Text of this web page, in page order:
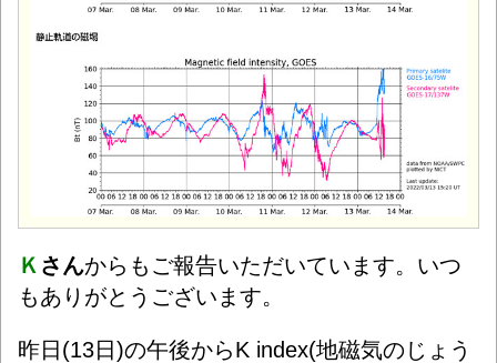
Ｋ さんからもご報告いただいています。いつ
もありがとうございます。
昨日(13日)の午後からK index(地磁気のじょう